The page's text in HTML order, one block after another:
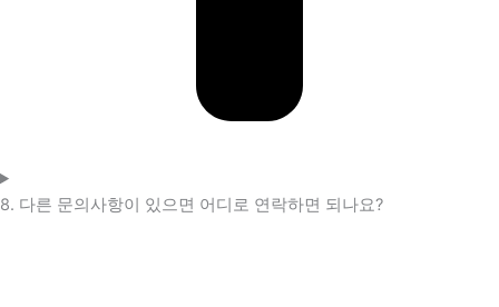
8. 다른 문의사항이 있으면 어디로 연락하면 되나요?